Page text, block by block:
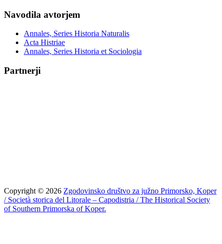
Navodila avtorjem
Annales, Series Historia Naturalis
Acta Histriae
Annales, Series Historia et Sociologia
Partnerji
Copyright © 2026 Zgodovinsko društvo za južno Primorsko, Koper
/ Società storica del Litorale – Capodistria / The Historical Society
of Southern Primorska of Koper.